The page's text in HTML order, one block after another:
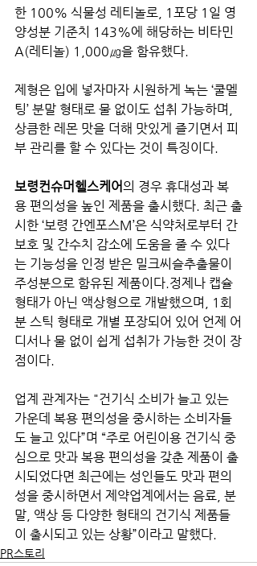
한 100% 식물성 레티놀로, 1포당 1일 영
양성분 기준치 143%에 해당하는 비타민
A(레티놀) 1,000㎍을 함유했다.
제형은 입에 넣자마자 시원하게 녹는 ‘쿨멜
팅’ 분말 형태로 물 없이도 섭취 가능하며,
상큼한 레몬 맛을 더해 맛있게 즐기면서 피
부 관리를 할 수 있다는 것이 특징이다.
보령컨슈머헬스케어의 경우 휴대성과 복
용 편의성을 높인 제품을 출시했다. 최근 출
시한 ‘보령 간엔포스M’은 식약처로부터 간
보호 및 간수치 감소에 도움을 줄 수 있다
는 기능성을 인정 받은 밀크씨슬추출물이
주성분으로 함유된 제품이다.정제나 캡슐
형태가 아닌 액상형으로 개발했으며, 1회
분 스틱 형태로 개별 포장되어 있어 언제 어
디서나 물 없이 쉽게 섭취가 가능한 것이 장
점이다.
업계 관계자는 "건기식 소비가 늘고 있는
가운데 복용 편의성을 중시하는 소비자들
도 늘고 있다”며 “주로 어린이용 건기식 중
심으로 맛과 복용 편의성을 갖춘 제품이 출
시되었다면 최근에는 성인들도 맛과 편의
성을 중시하면서 제약업계에서는 음료, 분
말, 액상 등 다양한 형태의 건기식 제품들
이 출시되고 있는 상황”이라고 말했다.
PR스토리